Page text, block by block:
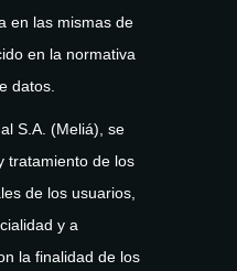
en las mismas de
en la normativa
datos.
S.A. (Meliá), se
tratamiento de los
de los usuarios,
y a
la finalidad de los